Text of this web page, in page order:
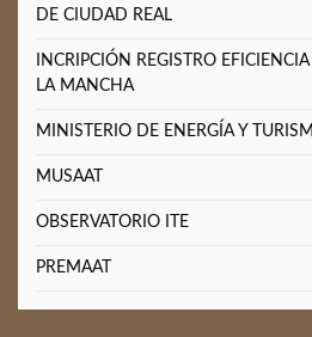
DE CIUDAD REAL
INCRIPCIÓN REGISTRO
LA MANCHA
MINISTERIO DE ENERGÍA Y
MUSAAT
OBSERVATORIO ITE
PREMAAT